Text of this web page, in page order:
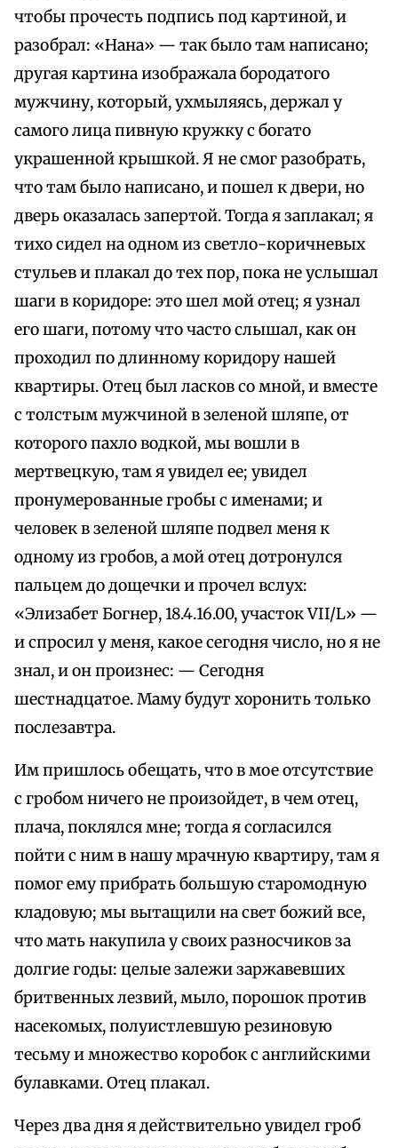
чтобы прочесть подпись под картиной, и
разобрал: «Нана» — так было там написано;
другая картина изображала бородатого
мужчину, который, ухмыляясь, держал у
самого лица пивную кружку с богато
украшенной крышкой. Я не смог разобрать,
что там было написано, и пошел к двери, но
дверь оказалась запертой. Тогда я заплакал; я
тихо сидел на одном из светло-коричневых
стульев и плакал до тех пор, пока не услышал
шаги в коридоре: это шел мой отец; я узнал
его шаги, потому что часто слышал, как он
проходил по длинному коридору нашей
квартиры. Отец был ласков со мной, и вместе
с толстым мужчиной в зеленой шляпе, от
которого пахло водкой, мы вошли в
мертвецкую, там я увидел ее; увидел
пронумерованные гробы с именами; и
человек в зеленой шляпе подвел меня к
одному из гробов, а мой отец дотронулся
пальцем до дощечки и прочел вслух:
«Элизабет Богнер, 18.4.16.00, участок VII/L» —
и спросил у меня, какое сегодня число, но я не
знал, и он произнес: — Сегодня
шестнадцатое. Маму будут хоронить только
послезавтра.
Им пришлось обещать, что в мое отсутствие
с гробом ничего не произойдет, в чем отец,
плача, поклялся мне; тогда я согласился
пойти с ним в нашу мрачную квартиру, там я
помог ему прибрать большую старомодную
кладовую; мы вытащили на свет божий все,
что мать накупила у своих разносчиков за
долгие годы: целые залежи заржавевших
бритвенных лезвий, мыло, порошок против
насекомых, полуистлевшую резиновую
тесьму и множество коробок с английскими
булавками. Отец плакал.
Через два дня я действительно увидел гроб